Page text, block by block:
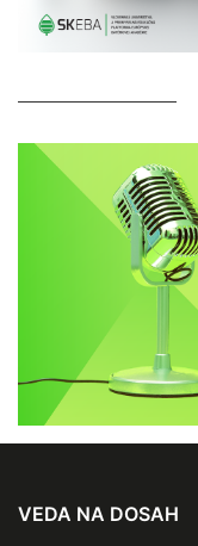
VEDA NA DOSAH